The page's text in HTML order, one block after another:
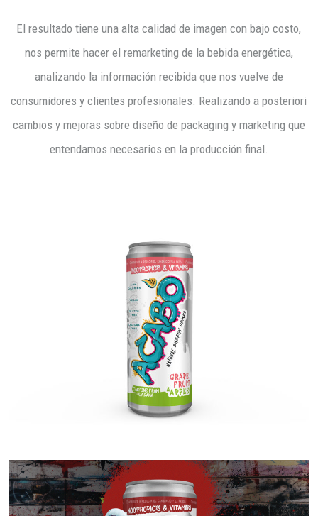
El resultado tiene una alta calidad de imagen con bajo costo,
nos permite hacer el remarketing de la bebida energética,
analizando la información recibida que nos vuelve de
consumidores y clientes profesionales. Realizando a posteriori
cambios y mejoras sobre diseño de packaging y marketing que
entendamos necesarios en la producción final.